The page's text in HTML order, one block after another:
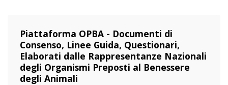
Piattaforma OPBA - Documenti di
Consenso, Linee Guida, Questionari,
Elaborati dalle Rappresentanze Nazionali
degli Organismi Preposti al Benessere
degli Animali